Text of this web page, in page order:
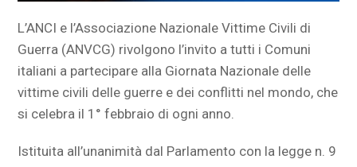
L’ANCI e l’Associazione Nazionale Vittime Civili di
Guerra (ANVCG) rivolgono l’invito a tutti i Comuni
italiani a partecipare alla Giornata Nazionale delle
vittime civili delle guerre e dei conflitti nel mondo, che
si celebra il 1° febbraio di ogni anno.
Istituita all’unanimità dal Parlamento con la legge n. 9